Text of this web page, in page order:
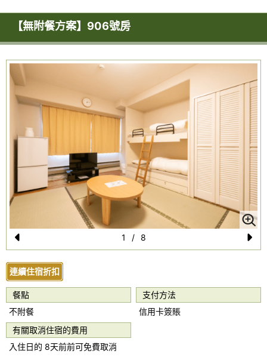
【無附餐方案】906號房
Pr
e
vi
o
u
s
N
xt
1 / 8
連續住宿折扣
餐點
不附餐
支付方法
信用卡簽賬
有關取消住宿的費用
入住日的 8天前前可免費取消